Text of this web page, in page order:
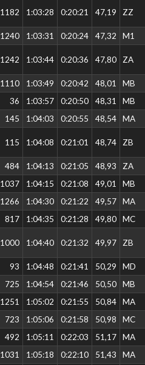
1182 1:03:28 0:20:21 47,19 ZZ
1240 1:03:31 0:20:24 47,32 M1
1242 1:03:44 0:20:36 47,80 ZA
1110 1:03:49 0:20:42 48,01
MB
36 1:03:57 0:20:50 48,31
MB
145 1:04:03 0:20:55 48,54 MA
115 1:04:08 0:21:01 48,74 ZB
484 1:04:13 0:21:05 48,93
ZA
1037 1:04:15 0:21:08 49,01
MB
1266 1:04:30 0:21:22 49,57
MA
817 1:04:35 0:21:28 49,80 MC
1000 1:04:40 0:21:32 49,97 ZB
93 1:04:48 0:21:41 50,29
MD
725 1:04:54 0:21:46 50,50
MB
1251 1:05:02 0:21:55 50,84
MA
723 1:05:06 0:21:58 50,98
MC
492 1:05:11 0:22:03 51,17
MA
1031 1:05:18 0:22:10 51,43 MA